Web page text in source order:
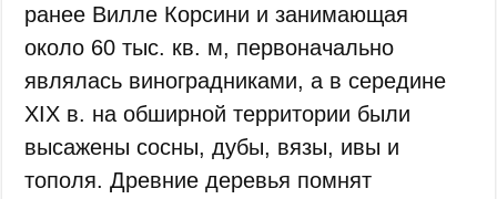
ранее Вилле Корсини и занимающая
около 60 тыс. кв. м, первоначально
являлась виноградниками, а в середине
XIX в. на обширной территории были
высажены сосны, дубы, вязы, ивы и
тополя. Древние деревья помнят